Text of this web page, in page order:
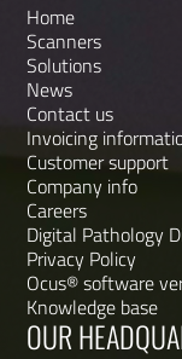
Home
Scanners
Solutions
News
Contact us
Invoicing
Customer support
Company info
Careers
Digital Pathology
Privacy Policy
Ocus® software
Knowledge base
OUR